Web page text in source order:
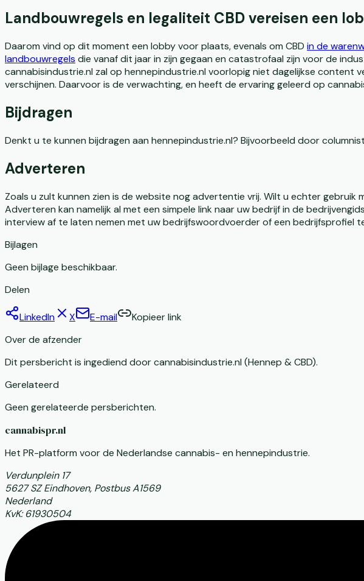
Landbouwregels en legaliteit CBD vereisen een
Daarom vind op dit moment een lobby voor plaats, evenals om CBD in de
landbouwregels die vanaf dit jaar in zijn gegaan en catastrofaal zijn voor de
cannabisindustrie.nl zal op hennepindustrie.nl voorlopig niet dagelijkse content
verschijnen. Daarvoor is de verwachting, en heeft de ervaring geleerd op
Bijdragen
Denkt u te kunnen bijdragen aan hennepindustrie.nl? Bijvoorbeeld door
Adverteren
Zoals u zult kunnen zien is de website nog advertentie vrij. Wilt u echter
Adverteren kan namelijk al met een simpele link naar uw bedrijf in de
interview af te laten nemen met uw bedrijfswoordvoerder of een bedrijfsprofiel
Bijlagen
Geen bijlage beschikbaar.
Delen
LinkedIn X E-mail
Kopieer link
Over de afzender
Dit persbericht is ingediend doorcannabisindustrie.nl (Hennep & CBD).
Gerelateerd
Geen gerelateerde persberichten.
cannabispr.nl
Het PR-platform voor de Nederlandse cannabis- en hennepindustrie.
Verdunplein 17
5627 SZ Eindhoven, Postbus A1569
Nederland
KvK: 61930504